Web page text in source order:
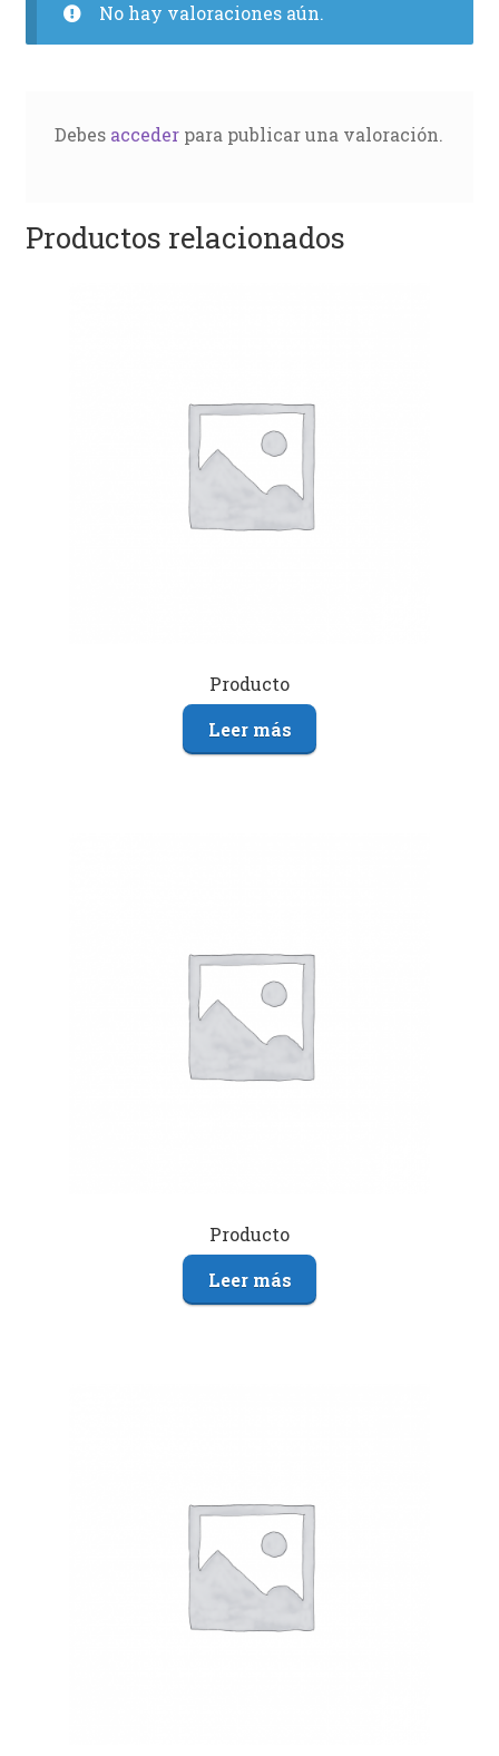
No hay valoraciones aún.
Debes accederpara publicar una valoración.
Productos relacionados
Producto
Leer más
Producto
Leer más